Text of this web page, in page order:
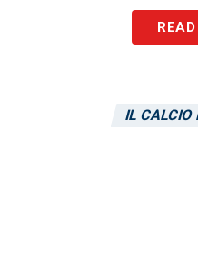
IL CALCIO